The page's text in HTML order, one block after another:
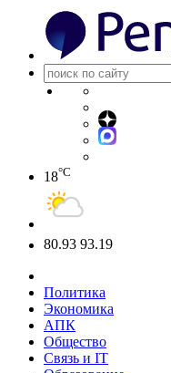
18°C
80.93 93.19
Политика
Экономика
АПК
Общество
Связь и IT